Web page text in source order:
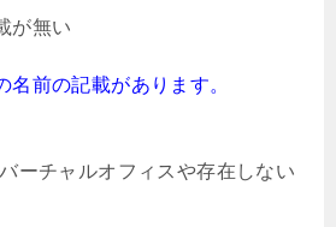
が無い
名前の記載があります。
ーチャルオフィスや存在しない